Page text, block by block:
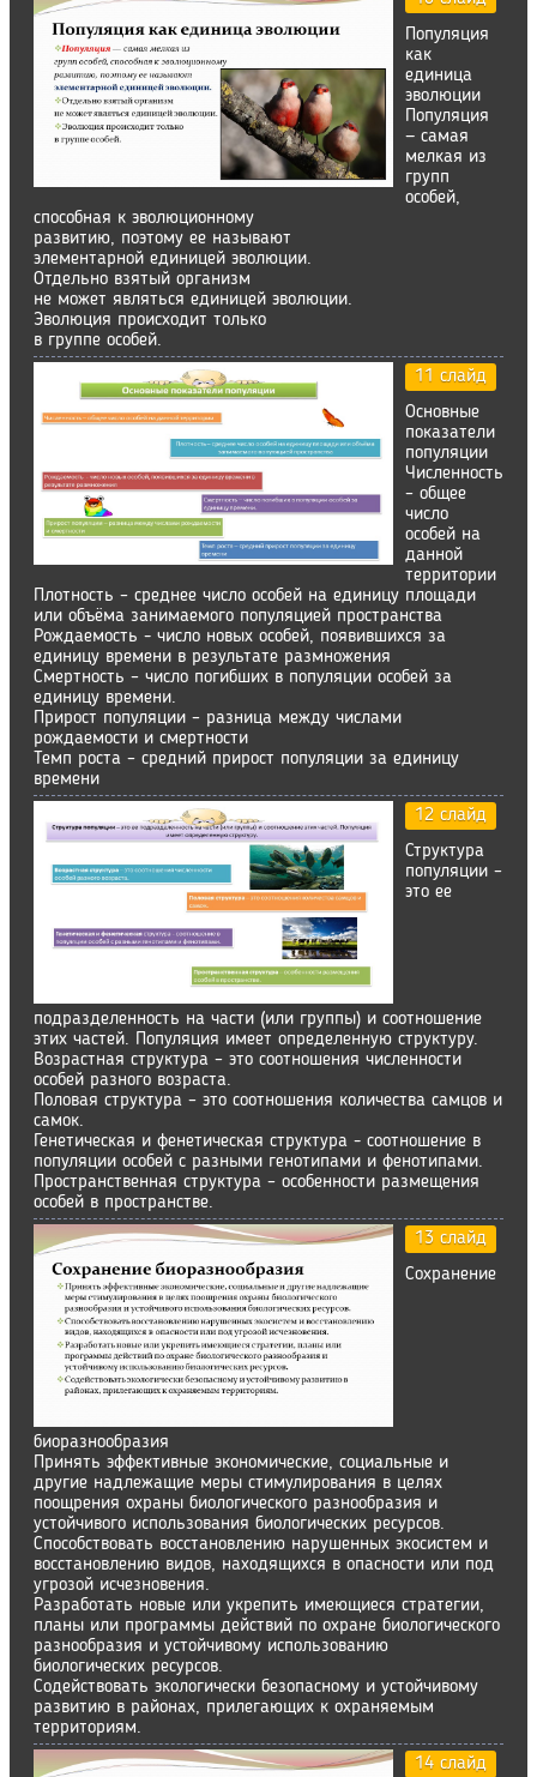
Популяция
как
единица
эволюции
Популяция
— самая
мелкая из
групп
особей,
способная к эволюционному
развитию, поэтому ее называют
элементарной единицей эволюции.
Отдельно взятый организм
не может являться единицей эволюции.
Эволюция происходит только
в группе особей.
11 слайд
Основные
показатели
популяции
Численность
– общее
число
особей на
данной
территории
Плотность – среднее число особей на единицу площади
или объёма занимаемого популяцией пространства
Рождаемость - число новых особей, появившихся за
единицу времени в результате размножения
Смертность – число погибших в популяции особей за
единицу времени.
Прирост популяции – разница между числами
рождаемости и смертности
Темп роста – средний прирост популяции за единицу
времени
12 слайд
Структура
популяции –
это ее
подразделенность на части (или группы) и соотношение
этих частей. Популяция имеет определенную структуру.
Возрастная структура – это соотношения численности
особей разного возраста.
Половая структура – это соотношения количества самцов и
самок.
Генетическая и фенетическая структура - соотношение в
популяции особей с разными генотипами и фенотипами.
Пространственная структура – особенности размещения
особей в пространстве.
13 слайд
Сохранение
биоразнообразия
Принять эффективные экономические, социальные и
другие надлежащие меры стимулирования в целях
поощрения охраны биологического разнообразия и
устойчивого использования биологических ресурсов.
Способствовать восстановлению нарушенных экосистем и
восстановлению видов, находящихся в опасности или под
угрозой исчезновения.
Разработать новые или укрепить имеющиеся стратегии,
планы или программы действий по охране биологического
разнообразия и устойчивому использованию
биологических ресурсов.
Содействовать экологически безопасному и устойчивому
развитию в районах, прилегающих к охраняемым
территориям.
14 слайд